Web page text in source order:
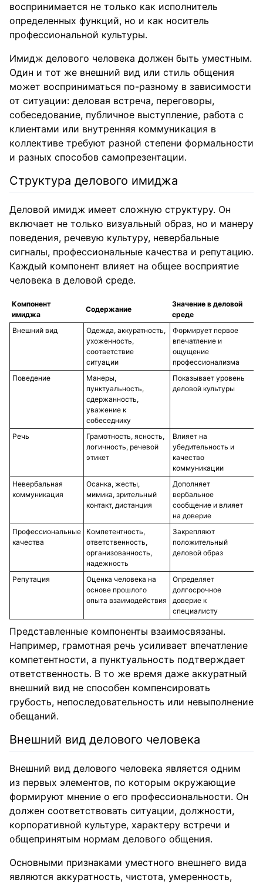
воспринимается не только как исполнитель
определенных функций, но и как носитель
профессиональной культуры.
Имидж делового человека должен быть уместным.
Один и тот же внешний вид или стиль общения
может восприниматься по-разному в зависимости
от ситуации: деловая встреча, переговоры,
собеседование, публичное выступление, работа с
клиентами или внутренняя коммуникация в
коллективе требуют разной степени формальности
и разных способов самопрезентации.
Структура делового имиджа
Деловой имидж имеет сложную структуру. Он
включает не только визуальный образ, но и манеру
поведения, речевую культуру, невербальные
сигналы, профессиональные качества и репутацию.
Каждый компонент влияет на общее восприятие
человека в деловой среде.
Компонент
имиджа
Содержание
Значение в деловой
среде
Внешний вид
Одежда, аккуратность,
ухоженность,
соответствие
ситуации
Формирует первое
впечатление и
ощущение
профессионализма
Поведение
Манеры,
пунктуальность,
сдержанность,
уважение к
собеседнику
Показывает уровень
деловой культуры
Речь
Грамотность, ясность,
логичность, речевой
этикет
Влияет на
убедительность и
качество
коммуникации
Невербальная
коммуникация
Осанка, жесты,
мимика, зрительный
контакт, дистанция
Дополняет
вербальное
сообщение и влияет
на доверие
Профессиональные
качества
Компетентность,
ответственность,
организованность,
надежность
Закрепляют
положительный
деловой образ
Репутация
Оценка человека на
основе прошлого
опыта взаимодействия
Определяет
долгосрочное
доверие к
специалисту
Представленные компоненты взаимосвязаны.
Например, грамотная речь усиливает впечатление
компетентности, а пунктуальность подтверждает
ответственность. В то же время даже аккуратный
внешний вид не способен компенсировать
грубость, непоследовательность или невыполнение
обещаний.
Внешний вид делового человека
Внешний вид делового человека является одним
из первых элементов, по которым окружающие
формируют мнение о его профессиональности. Он
должен соответствовать ситуации, должности,
корпоративной культуре, характеру встречи и
общепринятым нормам делового общения.
Основными признаками уместного внешнего вида
являются аккуратность, чистота, умеренность,